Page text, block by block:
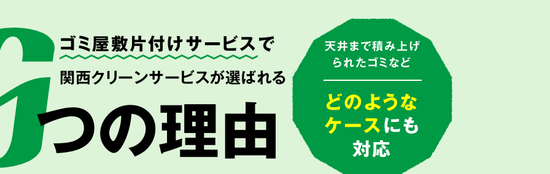
ゴミ屋敷片付けサービスで
関西クリーンサービスが選ばれる
つの理由
天井まで積み上げ
られたゴミなど
どのような
ケースにも
対応